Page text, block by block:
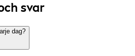
svar
dag?